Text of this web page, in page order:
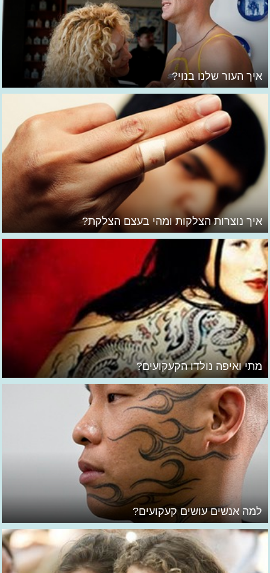
איך העור שלנו בנוי?
איך נוצרות הצלקות ומהי בעצם הצלקת?
מתי ואיפה נולדו הקעקועים?
למה אנשים עושים קעקועים?